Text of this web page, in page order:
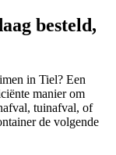
besteld,
in Tiel? Een
manier om
tuinafval, of
de volgende